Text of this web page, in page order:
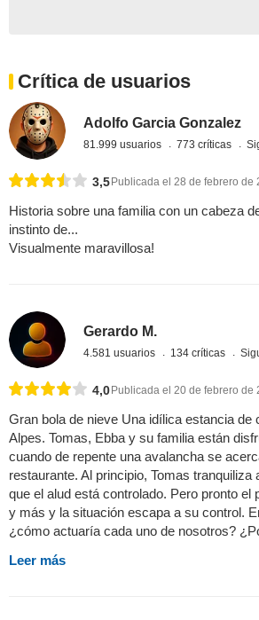
Crítica de usuarios
Adolfo Garcia Gonzalez
81.999 usuarios 773 críticas
3,5Publicada el 28 de febrero de
Historia sobre una familia con un cabeza
instinto de...
Visualmente maravillosa!
Gerardo M.
4.581 usuarios 134 críticas
4,0Publicada el 20 de febrero de
Gran bola de nieve Una idílica estancia de
Alpes. Tomas, Ebba y su familia están
cuando de repente una avalancha se
restaurante. Al principio, Tomas
que el alud está controlado. Pero pronto el
y más y la situación escapa a su control.
¿cómo actuaría cada uno de nosotros?
Leer más